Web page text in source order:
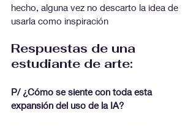
hecho, alguna vez no descarto la idea de
usarla como inspiración
Respuestas de una
estudiante de arte:
P/ ¿Cómo se siente con toda esta
expansión del uso de la IA?